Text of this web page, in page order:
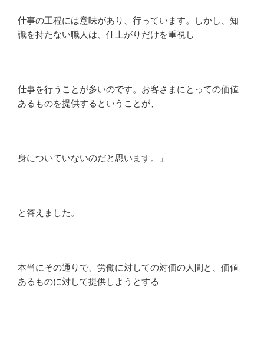
仕事の工程には意味があり、行っています。しかし、知
識を持たない職人は、仕上がりだけを重視し
仕事を行うことが多いのです。お客さまにとっての価値
あるものを提供するということが、
身についていないのだと思います。」
と答えました。
本当にその通りで、労働に対しての対価の人間と、価値
あるものに対して提供しようとする